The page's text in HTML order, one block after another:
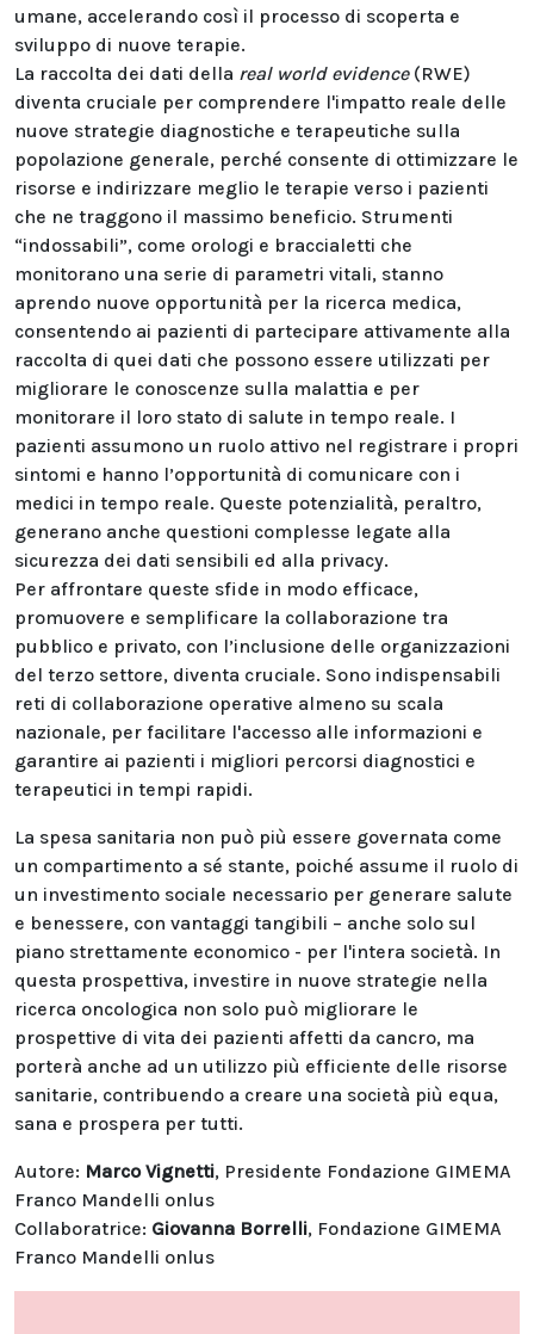
umane, accelerando così il processo di scoperta e
sviluppo di nuove terapie.
La raccolta dei dati della real world evidence(RWE)
diventa cruciale per comprendere l'impatto reale delle
nuove strategie diagnostiche e terapeutiche sulla
popolazione generale, perché consente di ottimizzare le
risorse e indirizzare meglio le terapie verso i pazienti
che ne traggono il massimo beneficio. Strumenti
“indossabili”, come orologi e braccialetti che
monitorano una serie di parametri vitali, stanno
aprendo nuove opportunità per la ricerca medica,
consentendo ai pazienti di partecipare attivamente alla
raccolta di quei dati che possono essere utilizzati per
migliorare le conoscenze sulla malattia e per
monitorare il loro stato di salute in tempo reale. I
pazienti assumono un ruolo attivo nel registrare i propri
sintomi e hanno l’opportunità di comunicare con i
medici in tempo reale. Queste potenzialità, peraltro,
generano anche questioni complesse legate alla
sicurezza dei dati sensibili ed alla privacy.
Per affrontare queste sfide in modo efficace,
promuovere e semplificare la collaborazione tra
pubblico e privato, con l’inclusione delle organizzazioni
del terzo settore, diventa cruciale. Sono indispensabili
reti di collaborazione operative almeno su scala
nazionale, per facilitare l'accesso alle informazioni e
garantire ai pazienti i migliori percorsi diagnostici e
terapeutici in tempi rapidi.
La spesa sanitaria non può più essere governata come
un compartimento a sé stante, poiché assume il ruolo di
un investimento sociale necessario per generare salute
e benessere, con vantaggi tangibili – anche solo sul
piano strettamente economico - per l'intera società. In
questa prospettiva, investire in nuove strategie nella
ricerca oncologica non solo può migliorare le
prospettive di vita dei pazienti affetti da cancro, ma
porterà anche ad un utilizzo più efficiente delle risorse
sanitarie, contribuendo a creare una società più equa,
sana e prospera per tutti.
Autore: Marco Vignetti, Presidente Fondazione GIMEMA
Franco Mandelli onlus
Collaboratrice: Giovanna Borrelli, Fondazione GIMEMA
Franco Mandelli onlus